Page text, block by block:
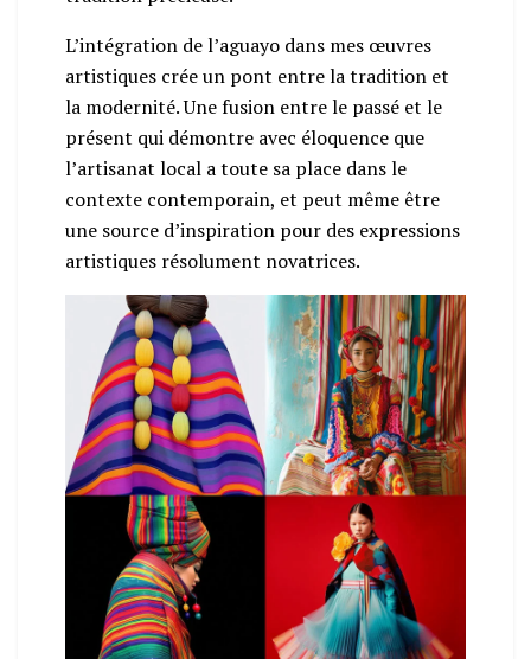
L’intégration de l’aguayo dans mes œuvres
artistiques crée un pont entre la tradition et
la modernité. Une fusion entre le passé et le
présent qui démontre avec éloquence que
l’artisanat local a toute sa place dans le
contexte contemporain, et peut même être
une source d’inspiration pour des expressions
artistiques résolument novatrices.